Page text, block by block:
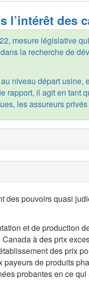
l’intérêt des
mesure législative
la recherche de
niveau départ usine,
rapport, il agit en tant
les assureurs privés
des pouvoirs quasi
et de production
à des prix
des prix
de produits
probantes en ce